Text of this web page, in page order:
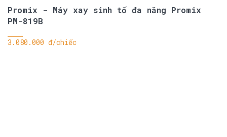
Promix - Máy xay sinh tố đa năng Promix
PM-819B
3.080.000 đ/chiếc